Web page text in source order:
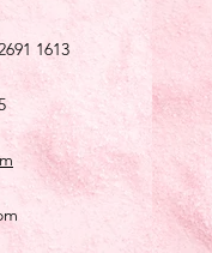
1613